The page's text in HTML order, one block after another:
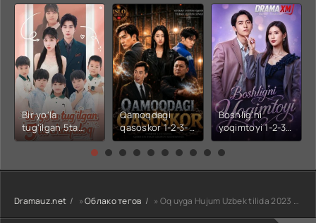
Bir yo'la
tug'ilgan 5ta
chaqaloq 1-2-3-
seriali uzbek
tilida Barcha
Qamoqdagi
qasoskor 1-2-3-
4-5-6-7-10-20-
30-50-60-70-80-
tilida Barcha
qismlar 2026 HD
Boshlig'ni
yoqimtoyi 1-2-3-
4-5-6-7-10-20-
30-50-60-70-80-
tilida Barcha
qismlar 2026 HD
Dramauz.net »Облако тегов » Oq uyga Hujum Uzbek tilida 2023 O'zbekcha tarjima Jangari kino HD Skachat